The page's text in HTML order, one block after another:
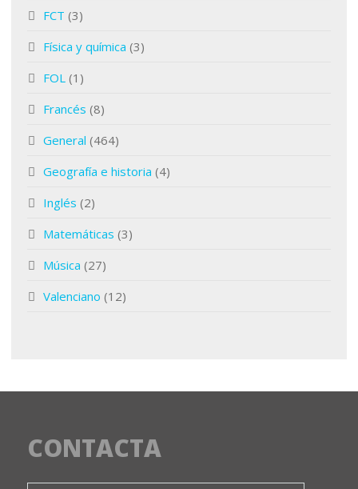
FCT (3)
Física y química (3)
FOL (1)
Francés (8)
General (464)
Geografía e historia (4)
Inglés (2)
Matemáticas (3)
Música (27)
Valenciano (12)
CONTACTA